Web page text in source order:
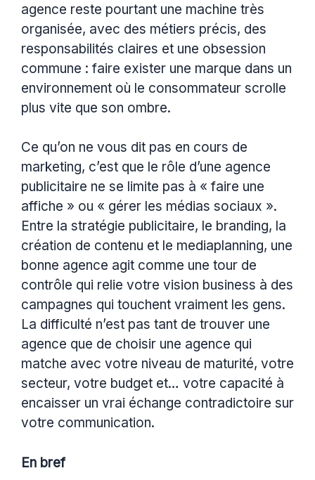
agence reste pourtant une machine très
organisée, avec des métiers précis, des
responsabilités claires et une obsession
commune : faire exister une marque dans un
environnement où le consommateur scrolle
plus vite que son ombre.
Ce qu’on ne vous dit pas en cours de
marketing, c’est que le rôle d’une agence
publicitaire ne se limite pas à « faire une
affiche » ou « gérer les médias sociaux ».
Entre la stratégie publicitaire, le branding, la
création de contenu et le mediaplanning, une
bonne agence agit comme une tour de
contrôle qui relie votre vision business à des
campagnes qui touchent vraiment les gens.
La difficulté n’est pas tant de trouver une
agence que de choisir une agence qui
matche avec votre niveau de maturité, votre
secteur, votre budget et… votre capacité à
encaisser un vrai échange contradictoire sur
votre communication.
En bref